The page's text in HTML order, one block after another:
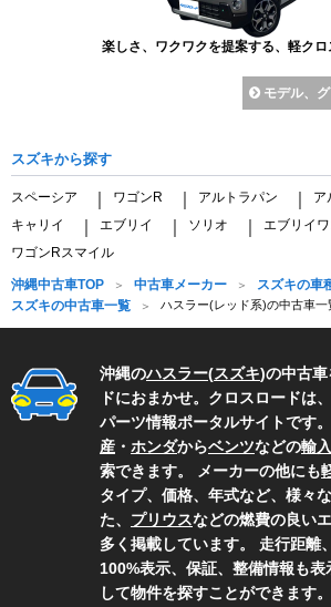
楽しさ、ワクワクを提案する、軽ク
モデル、
スズキから探す
スペーシア ワゴンR アルトラパン ア
キャリイ エブリイ ソリオ エブリイ
ワゴンRスマイル
沖縄中古車TOP 中古車メーカー
スズキの車
スズキの中古車一覧
ハスラー(レッド系)の中古車一
沖縄のハスラー(スズキ)の中古
ドにおまかせ。クロスロードは
パーツ情報ポータルサイトです。
産 ・ ホンダからベンツなどの輸
索できます。 メーカーの他にも
タイプ、価格、年式など、様々
た、 プリウスなどの燃費の良い
多く掲載しています。 走行距離
100%表示、保証、整備情報も
して物件を探すことができます。